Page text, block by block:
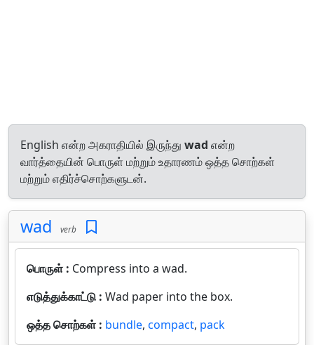
English என்ற அகராதியில் இருந்து wad என்ற
வார்த்தையின் பொருள் மற்றும் உதாரணம் ஒத்த சொற்கள்
மற்றும் எதிர்ச்சொற்களுடன்.
wad verb
பொருள் : Compress into a wad.
எடுத்துக்காட்டு : Wad paper into the box.
ஒத்த சொற்கள் : bundle, compact, pack